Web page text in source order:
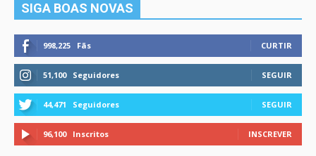
SIGA BOAS NOVAS
998,225 Fãs CURTIR
51,100 Seguidores SEGUIR
44,471 Seguidores SEGUIR
96,100 Inscritos INSCREVER